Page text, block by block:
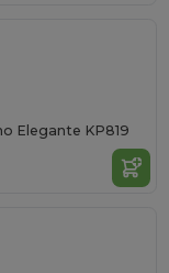
Elegante KP819